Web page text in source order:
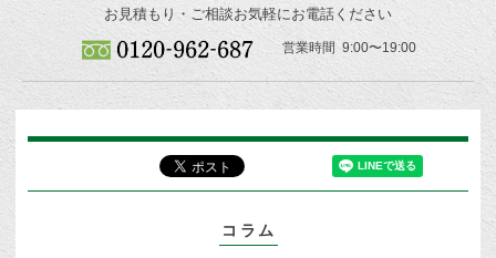
お見積もり・ご相談お気軽にお電話ください
営業時間 9:00〜19:00
コラム